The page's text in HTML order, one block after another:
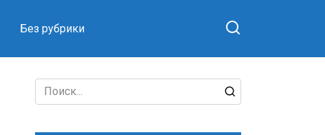
Без рубрики
Search
for: